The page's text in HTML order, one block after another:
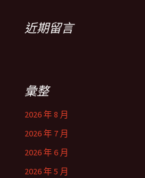
近期留言
彙整
2026 年 8 月
2026 年 7 月
2026 年 6 月
2026 年 5 月